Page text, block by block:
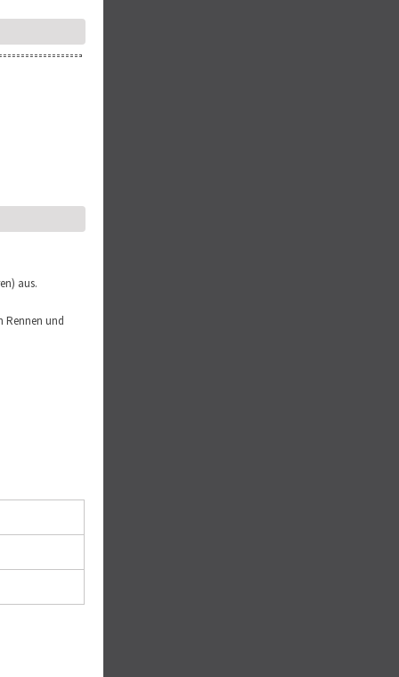
aus.
Rennen und